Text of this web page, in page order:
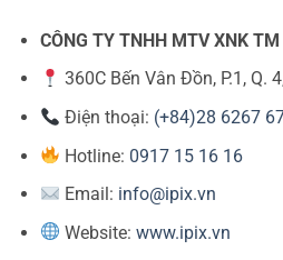
CÔNG TY TNHH MTV XNK
360C Bến Vân Đồn, P.1, Q.
Điện thoại: (+84)28 6267
Hotline: 0917 15 16 16
Email: info@ipix.vn
Website:www.ipix.vn